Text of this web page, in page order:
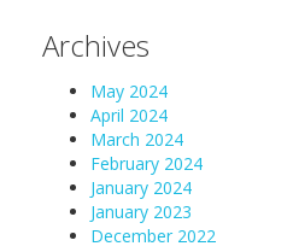
Archives
May 2024
April 2024
March 2024
February 2024
January 2024
January 2023
December 2022